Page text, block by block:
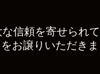
信頼を寄せられ
お譲りいただきま